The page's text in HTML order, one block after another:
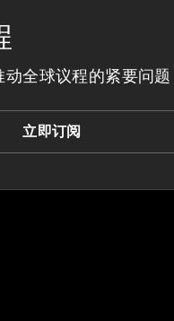
全球议程的紧要问题
立即订阅